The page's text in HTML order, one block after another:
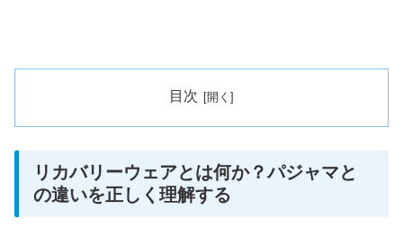
目次
リカバリーウェアとは何か？パジャマと
の違いを正しく理解する